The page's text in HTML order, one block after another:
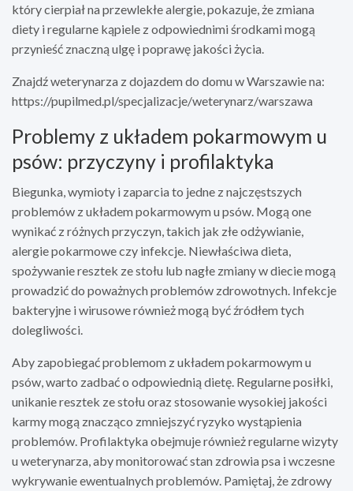
który cierpiał na przewlekłe alergie, pokazuje, że zmiana
diety i regularne kąpiele z odpowiednimi środkami mogą
przynieść znaczną ulgę i poprawę jakości życia.
Znajdź weterynarza z dojazdem do domu w Warszawie na:
https://pupilmed.pl/specjalizacje/weterynarz/warszawa
Problemy z układem pokarmowym u
psów: przyczyny i profilaktyka
Biegunka, wymioty i zaparcia to jedne z najczęstszych
problemów z układem pokarmowym u psów. Mogą one
wynikać z różnych przyczyn, takich jak złe odżywianie,
alergie pokarmowe czy infekcje. Niewłaściwa dieta,
spożywanie resztek ze stołu lub nagłe zmiany w diecie mogą
prowadzić do poważnych problemów zdrowotnych. Infekcje
bakteryjne i wirusowe również mogą być źródłem tych
dolegliwości.
Aby zapobiegać problemom z układem pokarmowym u
psów, warto zadbać o odpowiednią dietę. Regularne posiłki,
unikanie resztek ze stołu oraz stosowanie wysokiej jakości
karmy mogą znacząco zmniejszyć ryzyko wystąpienia
problemów. Profilaktyka obejmuje również regularne wizyty
u weterynarza, aby monitorować stan zdrowia psa i wczesne
wykrywanie ewentualnych problemów. Pamiętaj, że zdrowy